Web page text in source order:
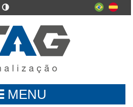
MENU